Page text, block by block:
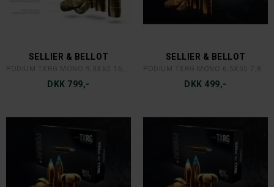
SELLIER & BELLOT
DKK 799,-
SELLIER & BELLOT
DKK 499,-